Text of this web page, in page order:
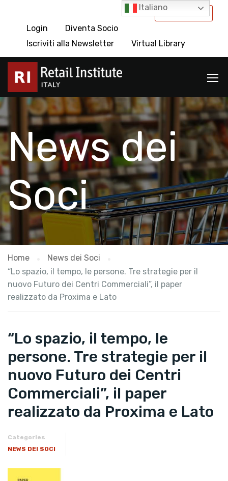
International
Login
Diventa Socio
Iscriviti alla Newsletter
Virtual Library
News dei
Soci
Home
News dei Soci
“Lo spazio, il tempo, le persone. Tre strategie per il
nuovo Futuro dei Centri Commerciali”, il paper
realizzato da Proxima e Lato
“Lo spazio, il tempo, le
persone. Tre strategie per il
nuovo Futuro dei Centri
Commerciali”, il paper
realizzato da Proxima e Lato
Categories
NEWS DEI SOCI
Italiano